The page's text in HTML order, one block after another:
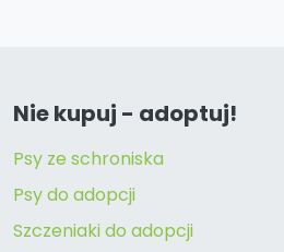
Nie kupuj - adoptuj!
Psy ze schroniska
Psy do adopcji
Szczeniaki do adopcji